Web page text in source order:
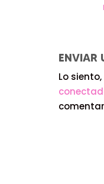
ENVIAR
Lo